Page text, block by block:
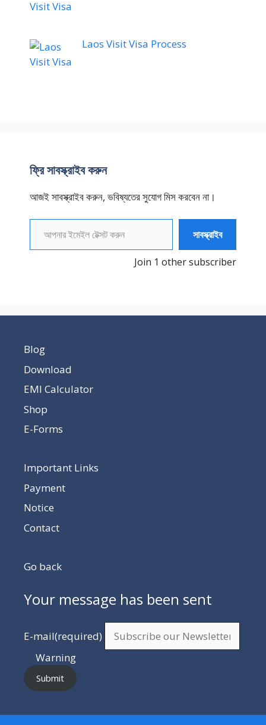
Laos Visit Visa Process
ফ্রি সাবস্ক্রাইব করুন
আজই সাবস্ক্রাইব করুন, ভবিষ্যতের সুযোগ মিস করবেন না।
আপনার ইমেইল টেক্সট করুন
সাবস্ক্রাইব
Join 1 other subscriber
Blog
Download
EMI Calculator
Shop
E-Forms
Important Links
Payment
Notice
Contact
Go back
Your message has been sent
E-mail(required)
Warning
Submit